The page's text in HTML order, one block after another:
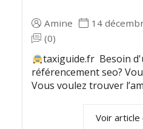
Amine 14
(0)
taxiguide.fr Besoin
référencement seo?
Vous voulez trouver
Voir